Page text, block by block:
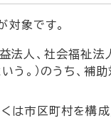
象です。
人、社会福祉法
う。）のうち、
は市区町村を構